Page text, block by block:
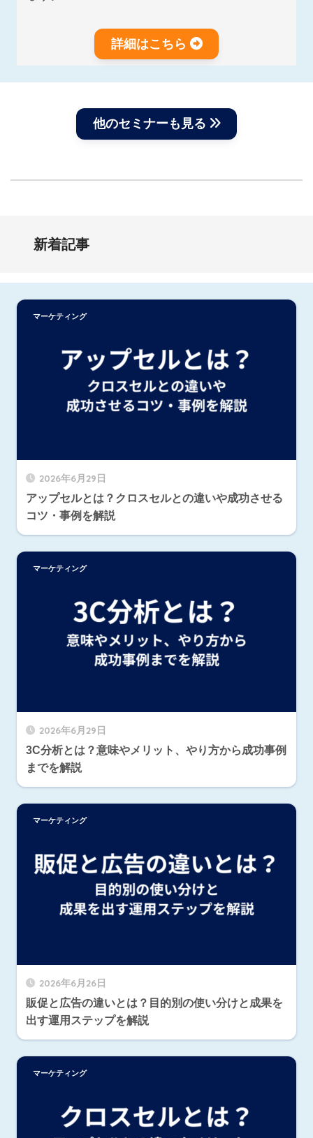
詳細はこちら
他のセミナーも見る
新着記事
2026年6月29日
アップセルとは？クロスセルとの違いや成功させる
コツ・事例を解説
マーケティング
2026年6月29日
3C分析とは？意味やメリット、やり方から成功事例
までを解説
マーケティング
2026年6月26日
販促と広告の違いとは？目的別の使い分けと成果を
出す運用ステップを解説
マーケティング
マーケティング